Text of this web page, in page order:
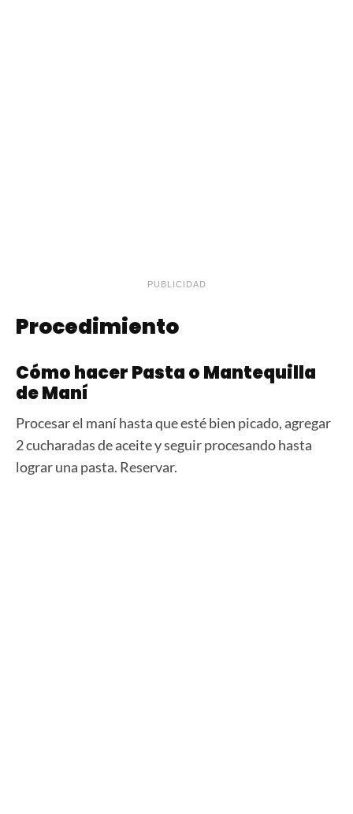
PUBLICIDAD
Procedimiento
Cómo hacer Pasta o Mantequilla
de Maní
Procesar el maní hasta que esté bien picado, agregar
2 cucharadas de aceite y seguir procesando hasta
lograr una pasta. Reservar.